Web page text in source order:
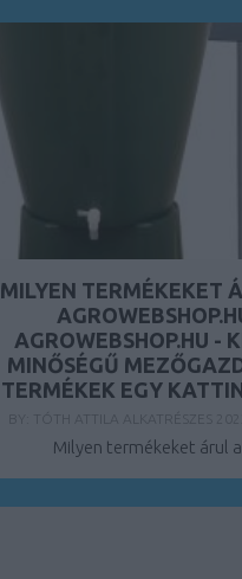
MILYEN TERMÉKEKET
AGROWEBSHOP.HU -
MINŐSÉGŰ
TERMÉKEK EGY
Milyen termékeket árul